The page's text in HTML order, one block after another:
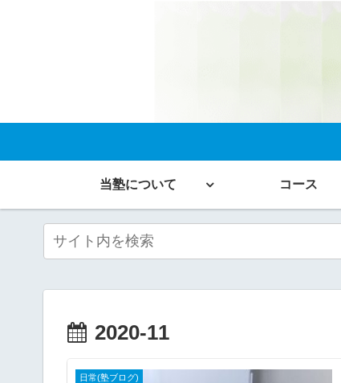
当塾について コース
2020-11
日常(塾ブログ)